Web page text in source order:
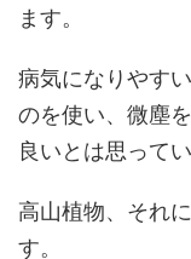
ます。
病気になりやす
のを使い、微塵
良いとは思ってい
高山植物、それ
す。